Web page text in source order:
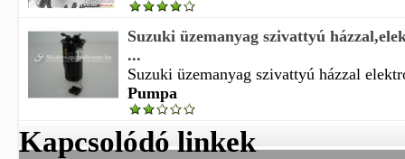
Suzuki üzemanyag szivattyú
...
Suzuki üzemanyag szivattyú házzal
Pumpa
Kapcsolódó linkek